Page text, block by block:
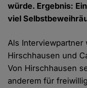
würde. Ergebnis:
viel
Als Interviewpartner
Hirschhausen und
Von Hirschhausen
anderem für